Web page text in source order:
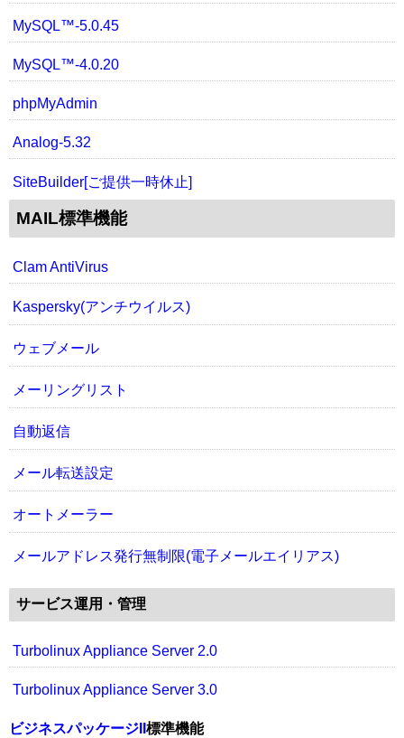
MySQL™-5.0.45
MySQL™-4.0.20
phpMyAdmin
Analog-5.32
SiteBuilder[ご提供一時休止]
MAIL標準機能
Clam AntiVirus
Kaspersky(アンチウイルス)
ウェブメール
メーリングリスト
自動返信
メール転送設定
オートメーラー
メールアドレス発行無制限(電子メールエイリアス)
サービス運用・管理
Turbolinux Appliance Server 2.0
Turbolinux Appliance Server 3.0
ビジネスパッケージII 標準機能